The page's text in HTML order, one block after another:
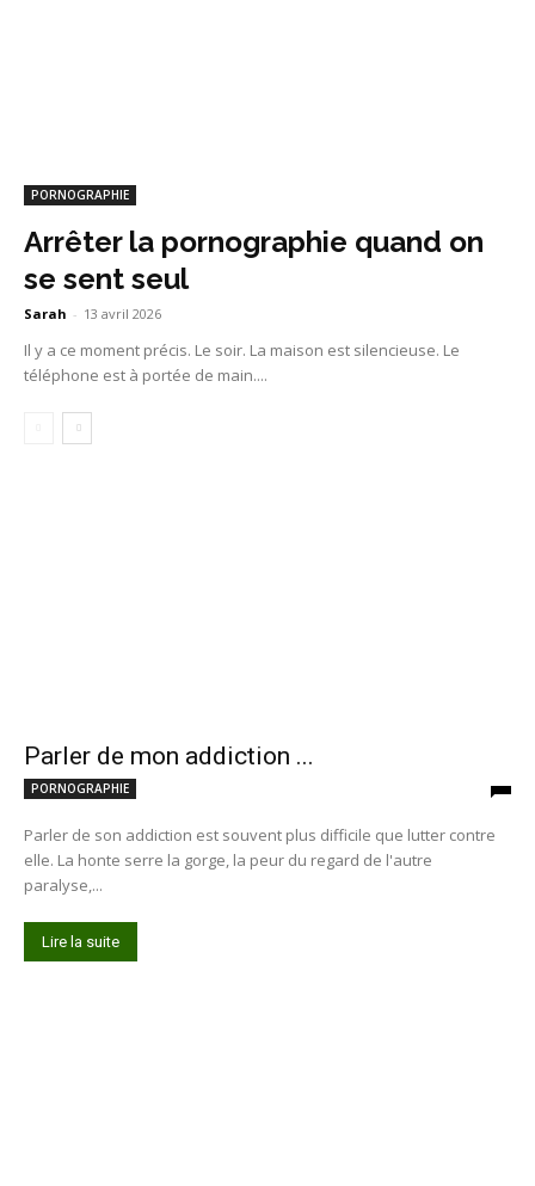
PORNOGRAPHIE
Arrêter la pornographie quand on
se sent seul
Sarah - 13 avril 2026
Il y a ce moment précis. Le soir. La maison est silencieuse. Le
téléphone est à portée de main....
Parler de mon addiction ...
PORNOGRAPHIE
Parler de son addiction est souvent plus difficile que lutter contre
elle. La honte serre la gorge, la peur du regard de l'autre
paralyse,...
Lire la suite